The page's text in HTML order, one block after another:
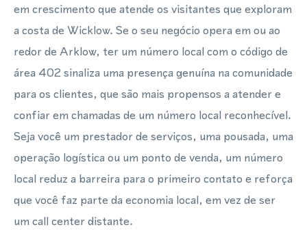
em crescimento que atende os visitantes que exploram
a costa de Wicklow. Se o seu negócio opera em ou ao
redor de Arklow, ter um número local com o código de
área 402 sinaliza uma presença genuína na comunidade
para os clientes, que são mais propensos a atender e
confiar em chamadas de um número local reconhecível.
Seja você um prestador de serviços, uma pousada, uma
operação logística ou um ponto de venda, um número
local reduz a barreira para o primeiro contato e reforça
que você faz parte da economia local, em vez de ser
um call center distante.